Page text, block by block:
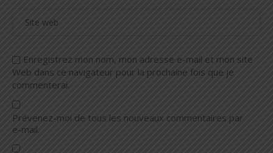
Enregistrez mon nom, mon adresse e-mail et mon site
Web dans ce navigateur pour la prochaine fois que je
commenterai.
Prévenez-moi de tous les nouveaux commentaires par
e-mail.